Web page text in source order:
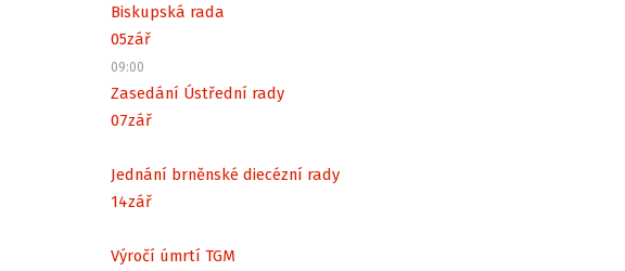
Biskupská rada
05zář
09:00
Zasedání Ústřední rady
07zář
Jednání brněnské diecézní rady
14zář
Výročí úmrtí TGM